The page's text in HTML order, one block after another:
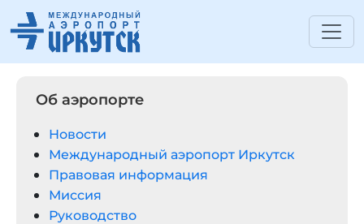
Об аэропорте
Новости
Международный аэропорт Иркутск
Правовая информация
Миссия
Руководство